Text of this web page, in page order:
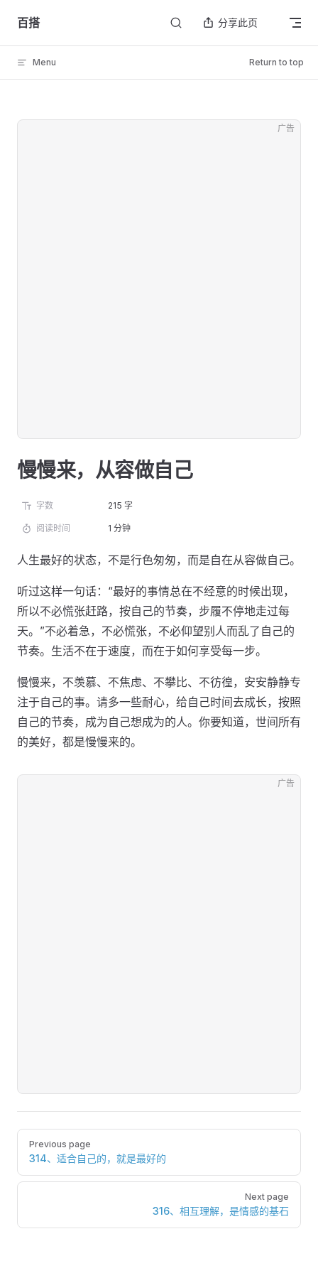
Skip to content
百搭 分享此页
Menu Return to top
广告
慢慢来，从容做自己
字数 215 字
阅读时间 1 分钟
人生最好的状态，不是行色匆匆，而是自在从容做自己。
听过这样一句话：“最好的事情总在不经意的时候出现，
所以不必慌张赶路，按自己的节奏，步履不停地走过每
天。”不必着急，不必慌张，不必仰望别人而乱了自己的
节奏。生活不在于速度，而在于如何享受每一步。
慢慢来，不羡慕、不焦虑、不攀比、不彷徨，安安静静专
注于自己的事。请多一些耐心，给自己时间去成长，按照
自己的节奏，成为自己想成为的人。你要知道，世间所有
的美好，都是慢慢来的。
广告
Pager
Previous page
314、适合自己的，就是最好的
Next page
316、相互理解，是情感的基石